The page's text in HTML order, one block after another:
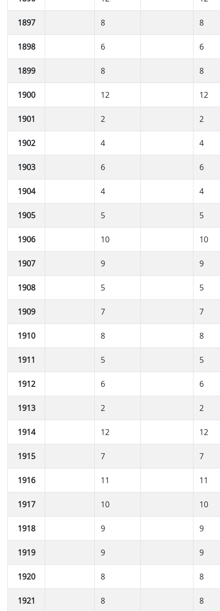
1897 8 8
1898 6 6
1899 8 8
1900 12 12
1901 2 2
1902 4 4
1903 6 6
1904 4 4
1905 5 5
1906 10 10
1907 9 9
1908 5 5
1909 7 7
1910 8 8
1911 5 5
1912 6 6
1913 2 2
1914 12 12
1915 7 7
1916 11 11
1917 10 10
1918 9 9
1919 9 9
1920 8 8
1921 8 8